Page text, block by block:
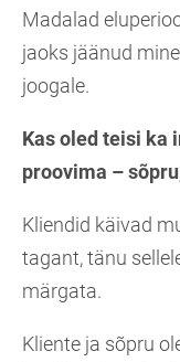
Madalad
jaoks jäänud
joogale.
Kas oled teisi ka
proovima –
Kliendid käivad
tagant, tänu
märgata.
Kliente ja sõpru